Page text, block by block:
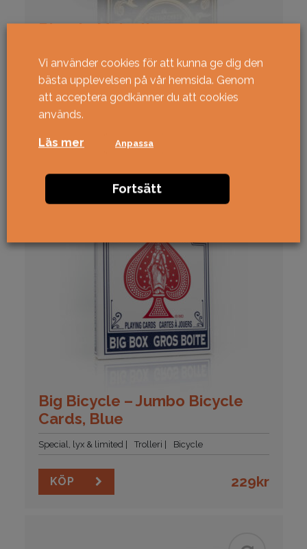
Bicycle Majestic
KÖP 159
Big Bicycle – Jumbo Bicycle
Cards, Blue
Special, lyx & limited Trolleri Bicycle
KÖP 229kr
Vi använder cookies för att kunna ge dig den
bästa upplevelsen på vår hemsida. Genom
att acceptera godkänner du att cookies
används.
Läs mer Anpassa
Fortsätt